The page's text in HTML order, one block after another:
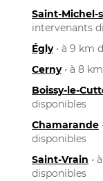
Saint-Michel-
intervenants
Égly• à 9 km
Cerny• à 8
Boissy-le-
disponibles
Chamarande
disponibles
Saint-Vrain •
disponibles